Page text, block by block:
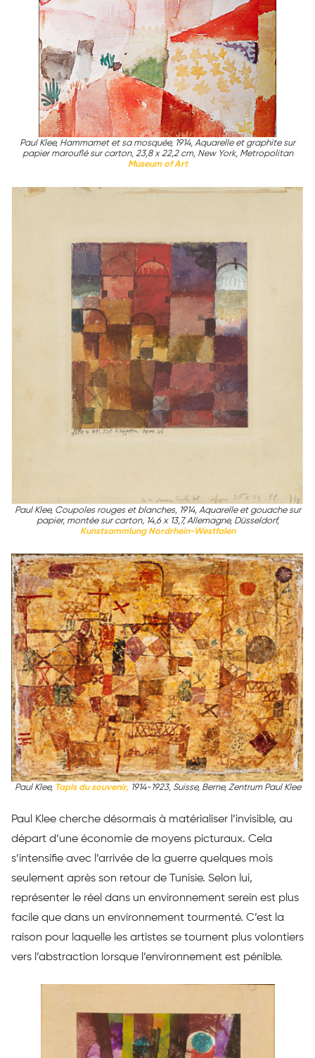
Paul Klee, Hammamet et sa mosquée, 1914, Aquarelle et graphite sur
papier marouflé sur carton, 23,8 x 22,2 cm, New York, Metropolitan
Museum of Art
Paul Klee, Coupoles rouges et blanches, 1914, Aquarelle et gouache sur
papier, montée sur carton, 14,6 x 13,7, Allemagne, Düsseldorf,
Kunstsammlung Nordrhein-Westfalen
Paul Klee, Tapis du souvenir,1914-1923, Suisse, Berne, Zentrum Paul Klee
Paul Klee cherche désormais à matérialiser l’invisible, au
départ d’une économie de moyens picturaux. Cela
s’intensifie avec l’arrivée de la guerre quelques mois
seulement après son retour de Tunisie. Selon lui,
représenter le réel dans un environnement serein est plus
facile que dans un environnement tourmenté. C’est la
raison pour laquelle les artistes se tournent plus volontiers
vers l’abstraction lorsque l’environnement est pénible.